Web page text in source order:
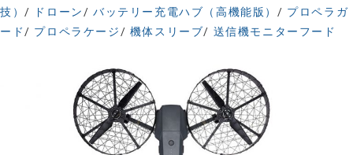
技）/ ドローン/バッテリー充電ハブ（高機能版）/ プロペラガ
ード/ プロペラケージ/ 機体スリーブ/ 送信機モニターフード